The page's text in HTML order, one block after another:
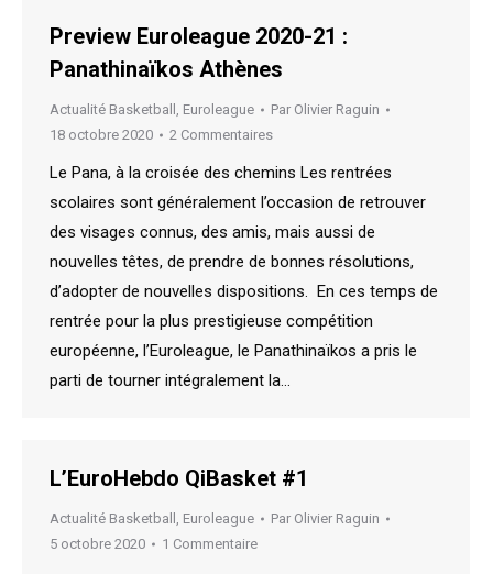
Preview Euroleague 2020-21 :
Panathinaïkos Athènes
Actualité Basketball , Euroleague Par Olivier Raguin
18 octobre 2020
2 Commentaires
Le Pana, à la croisée des chemins Les rentrées
scolaires sont généralement l’occasion de retrouver
des visages connus, des amis, mais aussi de
nouvelles têtes, de prendre de bonnes résolutions,
d’adopter de nouvelles dispositions. En ces temps de
rentrée pour la plus prestigieuse compétition
européenne, l’Euroleague, le Panathinaïkos a pris le
parti de tourner intégralement la…
L’EuroHebdo QiBasket #1
Actualité Basketball , Euroleague Par Olivier Raguin
5 octobre 2020
1 Commentaire